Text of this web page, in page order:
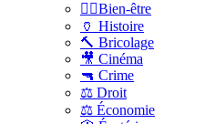
🧑‍⚕️Bien-être
🏺 Histoire
🔨 Bricolage
🎥 Cinéma
🔫 Crime
⚖️ Droit
⚖️ Économie